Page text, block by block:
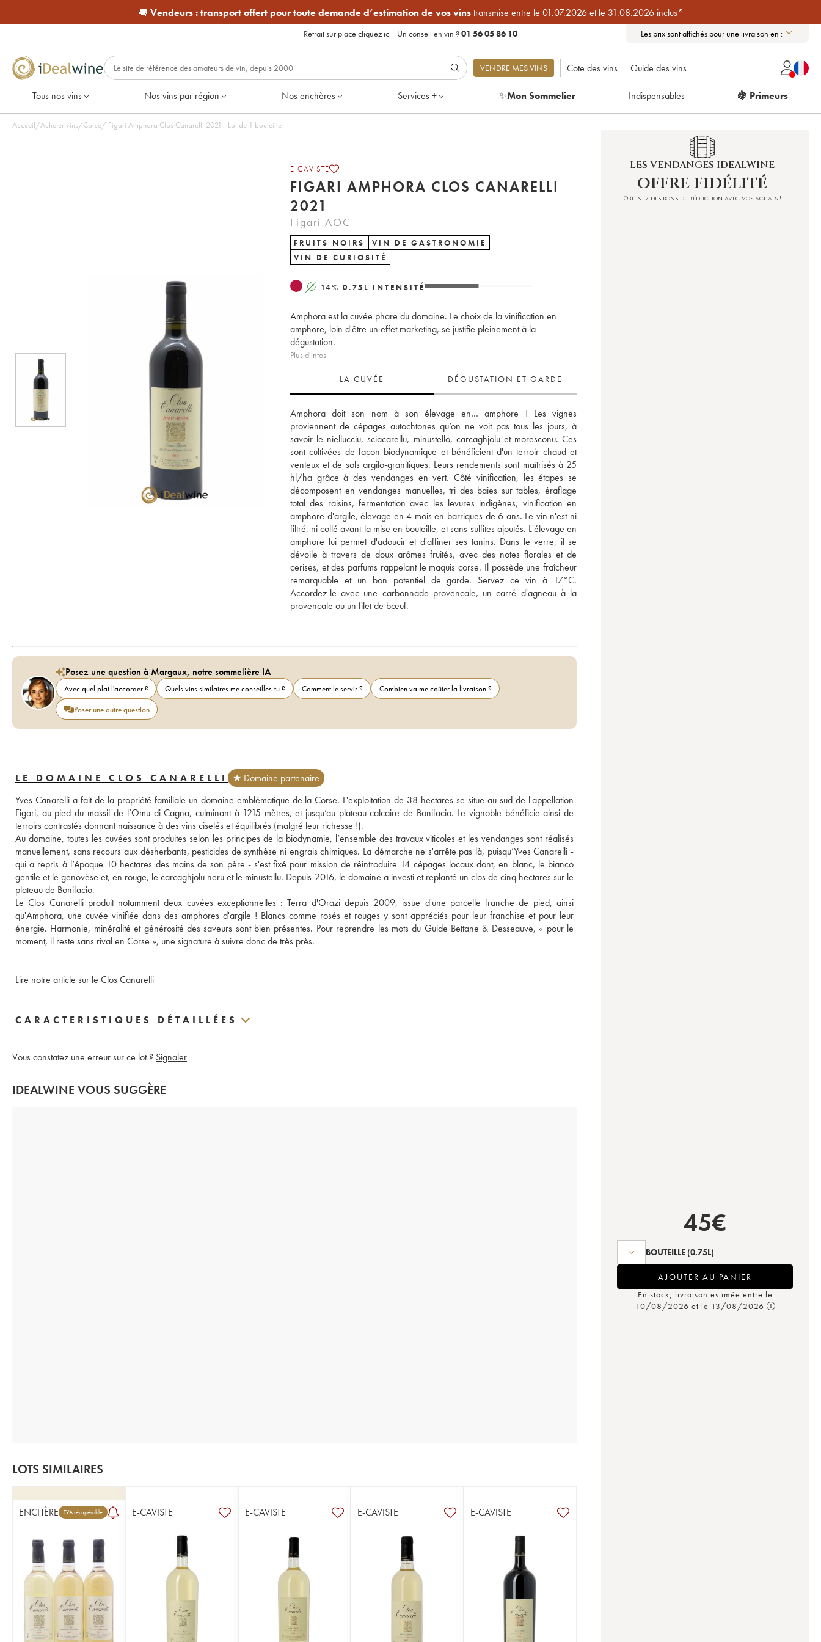
🚚 Vendeurs :transport offert pour toute demande d’estimation de vos vinstransmise entre le 01.07.2026 et le 31.08.2026 inclus*
Retrait sur place cliquez ici | Un conseil en vin ?01 56 05 86 10 Les prix sont affichés pour une livraison en :
VENDRE MES VINS Cote des vins Guide des vins
Tous nos vins Nos vins par région Nos enchères Services + ✨Mon Sommelier Indispensables 🍇 Primeurs
Accueil/Acheter vins/Corse/ Figari Amphora Clos Canarelli 2021 - Lot de 1 bouteille
E-CAVISTE
FIGARI AMPHORA CLOS CANARELLI
2021
Figari AOC
FRUITS NOIRS
VIN DE GASTRONOMIE
VIN DE CURIOSITÉ
A 14% 0.75 L INTENSITÉ
Amphora est la cuvée phare du domaine. Le choix de la vinification en
amphore, loin d'être un effet marketing, se justifie pleinement à la
dégustation.
Plus d'infos
LA CUVÉE DÉGUSTATION ET GARDE
Amphora doit son nom à son élevage en… amphore ! Les vignes
proviennent de cépages autochtones qu’on ne voit pas tous les jours, à
savoir le niellucciu, sciacarellu, minustello, carcaghjolu et moresconu. Ces
sont cultivées de façon biodynamique et bénéficient d'un terroir chaud et
venteux et de sols argilo-granitiques. Leurs rendements sont maîtrisés à 25
hl/ha grâce à des vendanges en vert. Côté vinification, les étapes se
décomposent en vendanges manuelles, tri des baies sur tables, éraflage
total des raisins, fermentation avec les levures indigènes, vinification en
amphore d'argile, élevage en 4 mois en barriques de 6 ans. Le vin n'est ni
filtré, ni collé avant la mise en bouteille, et sans sulfites ajoutés. L'élevage en
amphore lui permet d'adoucir et d'affiner ses tanins. Dans le verre, il se
dévoile à travers de doux arômes fruités, avec des notes florales et de
cerises, et des parfums rappelant le maquis corse. Il possède une fraîcheur
remarquable et un bon potentiel de garde. Servez ce vin à 17°C.
Accordez-le avec une carbonnade provençale, un carré d'agneau à la
provençale ou un filet de bœuf.
Posez une question à Margaux, notre sommelière IA
Avec quel plat l'accorder ? Quels vins similaires me conseilles-tu ? Comment le servir ?
Combien va me coûter la livraison ?
Poser une autre question
LE DOMAINE CLOS CANARELLI
★ Domaine partenaire
Yves Canarelli a fait de la propriété familiale un domaine emblématique de la Corse. L'exploitation de 38 hectares se situe au sud de l'appellation
Figari, au pied du massif de l’Omu di Cagna, culminant à 1215 mètres, et jusqu’au plateau calcaire de Bonifacio. Le vignoble bénéficie ainsi de
terroirs contrastés donnant naissance à des vins ciselés et équilibrés (malgré leur richesse !).
Au domaine, toutes les cuvées sont produites selon les principes de la biodynamie, l’ensemble des travaux viticoles et les vendanges sont réalisés
manuellement, sans recours aux désherbants, pesticides de synthèse ni engrais chimiques. La démarche ne s'arrête pas là, puisqu’Yves Canarelli -
qui a repris à l’époque 10 hectares des mains de son père - s'est fixé pour mission de réintroduire 14 cépages locaux dont, en blanc, le bianco
gentile et le genovèse et, en rouge, le carcaghjolu neru et le minustellu. Depuis 2016, le domaine a investi et replanté un clos de cinq hectares sur le
plateau de Bonifacio.
Le Clos Canarelli produit notamment deux cuvées exceptionnelles : Terra d'Orazi depuis 2009, issue d'une parcelle franche de pied, ainsi
qu'Amphora, une cuvée vinifiée dans des amphores d'argile ! Blancs comme rosés et rouges y sont appréciés pour leur franchise et pour leur
énergie. Harmonie, minéralité et générosité des saveurs sont bien présentes. Pour reprendre les mots du Guide Bettane & Desseauve, « pour le
moment, il reste sans rival en Corse », une signature à suivre donc de très près.
Lire notre article sur le Clos Canarelli
CARACTERISTIQUES DÉTAILLÉES
Vous constatez une erreur sur ce lot ? Signaler
IDEALWINE VOUS SUGGÈRE
LOTS SIMILAIRES
ENCHÈRE TVA récupérable E-CAVISTE E-CAVISTE E-CAVISTE E-CAVISTE
LES VENDANGES IDEALWINE
offre fidélité
Obtenez des bons de réduction avec vos achats !
45€
BOUTEILLE (0.75L)
AJOUTER AU PANIER
En stock, livraison estimée entre le
10/08/2026 et le 13/08/2026